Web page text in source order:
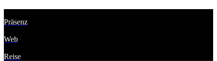
Präsenz
Web
Reise